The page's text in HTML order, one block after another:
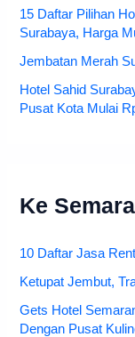
15 Daftar Pilihan
Surabaya, Harga
Jembatan Merah
Hotel Sahid
Pusat Kota Mulai
Ke
10 Daftar Jasa
Ketupat Jembut,
Gets Hotel
Dengan Pusat